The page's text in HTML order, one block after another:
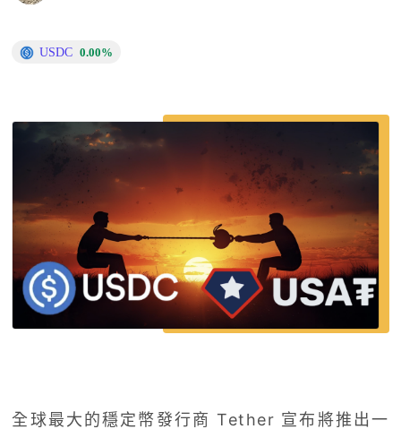
USDC 0.00%
全球最大的穩定幣發行商 Tether 宣布將推出一